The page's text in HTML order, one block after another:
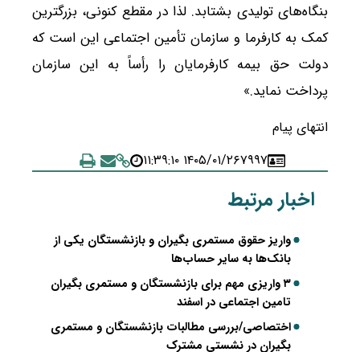
بنگاه‌های تولیدی بشتابد. لذا در مقطع کنونی، بزرگترین
کمک به کارفرما و سازمان تأمین اجتماعی این است که
دولت حق بیمه کارفرمایان را رأساً به این سازمان
پرداخت نماید.»
انتهای پیام
۷۹۹۷۱۴۰۵/۰۱/۲۶ ۱۱:۳۹:۱۰
اخبار مرتبط
واریز حقوق مستمری بگیران و بازنشستگان یکی از
بانک‌ها به سایر حساب‌ها
۳ واریزی مهم برای بازنشستگان و مستمری بگیران
تامین اجتماعی در اسفند
اختصاصی/بررسی مطالبات بازنشستگان و مستمری
بگیران در نشستی مشترک